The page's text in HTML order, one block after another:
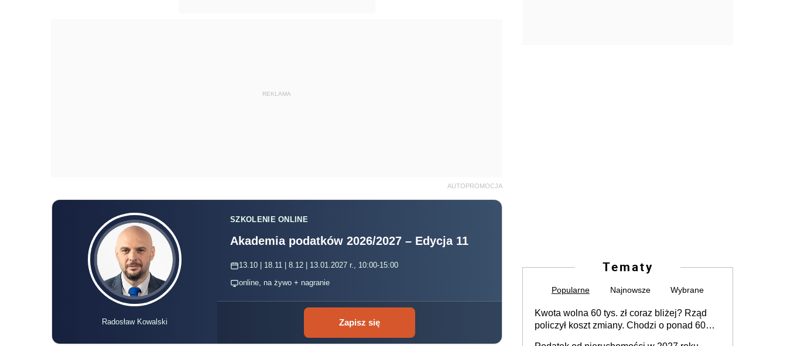
REKLAMA
AUTOPROMOCJA
Radosław Kowalski
SZKOLENIE ONLINE
Akademia podatków 2026/2027 – Edycja 11
13.10 | 18.11 | 8.12 | 13.01.2027 r., 10:00-15:00
online, na żywo + nagranie
Zapisz się
Tematy
Popularne Najnowsze Wybrane
Kwota wolna 60 tys. zł coraz bliżej? Rząd
policzył koszt zmiany. Chodzi o ponad 60